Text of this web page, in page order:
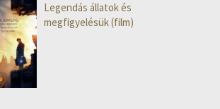
Legendás állatok és
megfigyelésük (film)